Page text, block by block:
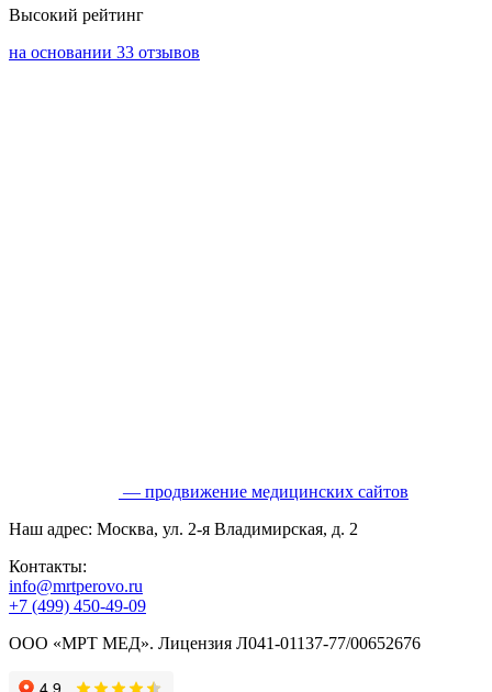
Высокий рейтинг
на основании 33 отзывов
— продвижение медицинских сайтов
Наш адрес: Москва, ул. 2-я Владимирская, д. 2
Контакты:
info@mrtperovo.ru
+7 (499) 450-49-09
ООО «МРТ МЕД». Лицензия Л041-01137-77/00652676